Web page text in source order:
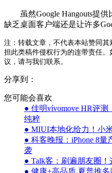
虽然Google Hangouts提供
缺乏桌面客户端还是让许多
注：转载文章，不代表本站赞同
担此类稿件侵权行为的连带责任
议，请与我们联系。
分享到：
您可能会喜欢
● 佳明vívomove HR评
纯粹
● MIUI本地化给力！小
● 科客晚报：iPhone 8
袭
● Talk客：刷遍朋友圈！
● 健康+高品质 夏普推